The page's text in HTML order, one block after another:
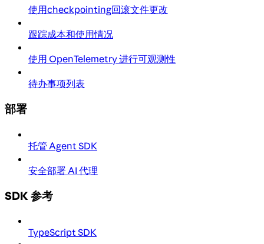
使用checkpointing回滚文件更改
跟踪成本和使用情况
使用 OpenTelemetry 进行可观测性
待办事项列表
部署
托管 Agent SDK
安全部署 AI 代理
SDK 参考
TypeScript SDK